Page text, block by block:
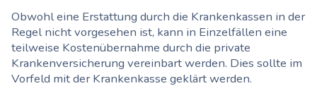
Obwohl eine Erstattung durch die Krankenkassen in der
Regel nicht vorgesehen ist, kann in Einzelfällen eine
teilweise Kostenübernahme durch die private
Krankenversicherung vereinbart werden. Dies sollte im
Vorfeld mit der Krankenkasse geklärt werden.